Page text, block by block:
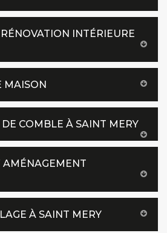
INTÉRIEURE
MAISON
COMBLE À SAINT MERY
AMÉNAGEMENT
À SAINT MERY